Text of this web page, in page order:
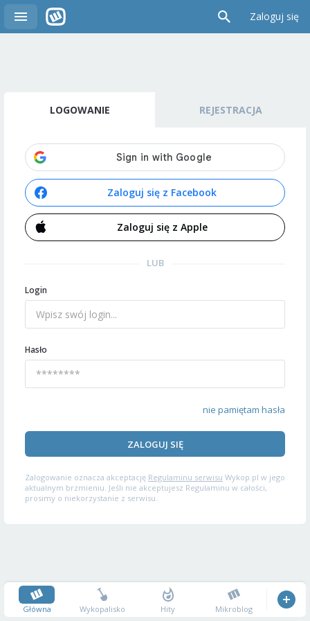
Zaloguj się
LOGOWANIE REJESTRACJA
Zaloguj się z Facebook
Zaloguj się z Apple
LUB
Login
Hasło
nie pamiętam hasła
ZALOGUJ SIĘ
Zalogowanie oznacza akceptację Regulaminu serwisu Wykop.pl w jego
aktualnym brzmieniu. Jeśli nie akceptujesz Regulaminu w całości,
prosimy o niekorzystanie z serwisu.
Główna Wykopalisko Hity Mikroblog